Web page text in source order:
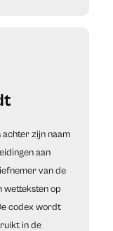
zijn naam
aan
van de
wetteksten op
codex wordt
in de